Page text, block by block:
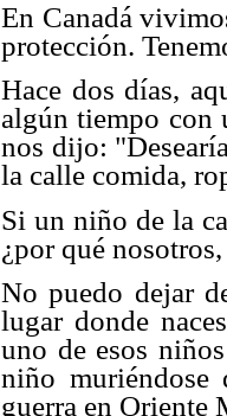
En Canadá
protección.
Hace dos días,
algún tiempo con
nos dijo:
la calle comida,
Si un niño de la
¿por qué
No puedo dejar
lugar donde
uno de esos
niño
guerra en Oriente